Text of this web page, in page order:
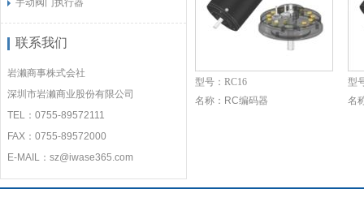
手动阀门执行器
联系我们
岩濑商事株式会社
深圳市岩濑商业股份有限公司
TEL：0755-89572111
FAX：0755-89572000
E-MAIL：sz@iwase365.com
型号： RC16
名称： RC编码器
型
名